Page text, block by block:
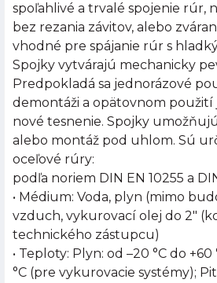
spoľahlivé a trvalé spojenie rúr,
bez rezania závitov, alebo
vhodné pre spájanie rúr s
Spojky vytvárajú mechanicky
Predpokladá sa jednorázové
demontáži a opätovnom
nové tesnenie. Spojky
alebo montáž pod uhlom. Sú
oceľové rúry:
podľa noriem DIN EN 10255 a
• Médium: Voda, plyn (mimo
vzduch, vykurovací olej do 2"
technického zástupcu)
• Teploty: Plyn: od –20 °C do +60
°C (pre vykurovacie systémy);